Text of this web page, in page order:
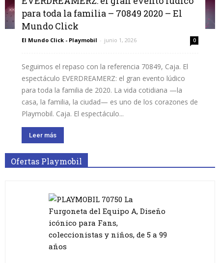
para toda la familia – 70849 2020 – El
Mundo Click
El Mundo Click - Playmobil - junio 1, 2026 0
Seguimos el repaso con la referencia 70849, Caja. El
espectáculo EVERDREAMERZ: el gran evento lúdico
para toda la familia de 2020. La vida cotidiana —la
casa, la familia, la ciudad— es uno de los corazones de
Playmobil. Caja. El espectáculo...
Leer más
Ofertas Playmobil